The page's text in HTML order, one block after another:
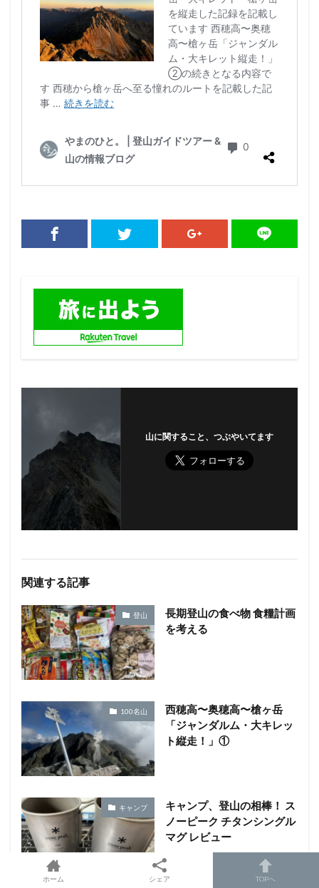
山に関すること、つぶやいてます
関連する記事
登山
長期登山の食べ物 食糧計画
を考える
100名山
西穂高〜奥穂高〜槍ヶ岳
「ジャンダルム・大キレッ
ト縦走！」①
キャンプ
キャンプ、登山の相棒！ ス
ノーピーク チタンシングル
マグ レビュー
ホーム シェア TOPへ